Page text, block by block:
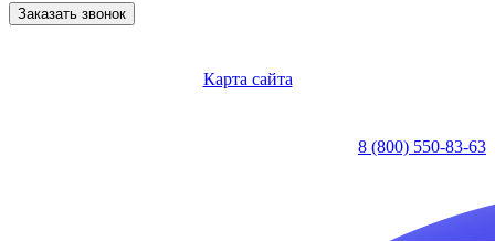
Заказать звонок
Карта сайта
8 (800) 550-83-63